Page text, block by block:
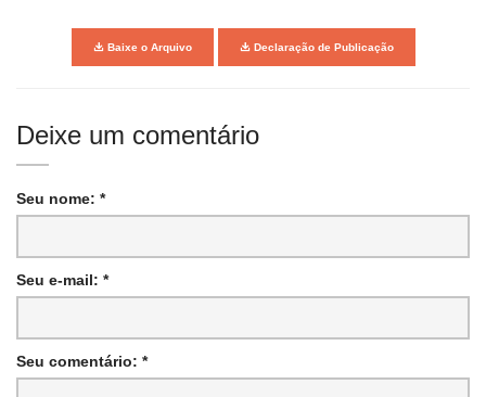
Baixe o Arquivo Declaração de Publicação
Deixe um comentário
Seu nome: *
Seu e-mail: *
Seu comentário: *